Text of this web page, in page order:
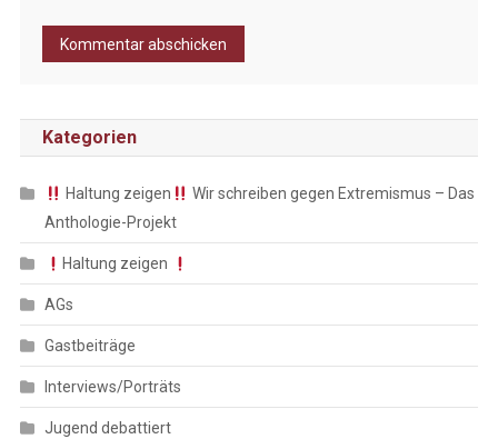
Kategorien
Haltung zeigen
Wir schreiben gegen Extremismus – Das
Anthologie-Projekt
Haltung zeigen
AGs
Gastbeiträge
Interviews/Porträts
Jugend debattiert